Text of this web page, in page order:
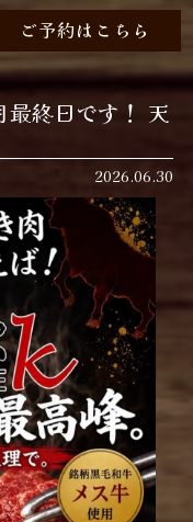
ご予約はこちら
終日です！ 天
2026.06.30